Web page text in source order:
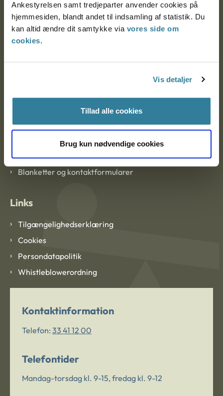
Ankestyrelsen samt tredjeparter anvender cookies på
hjemmesiden, blandt andet til indsamling af statistik. Du
kan altid ændre dit samtykke via vores side om
cookies.
Vis detaljer
Tillad alle cookies
Brug kun nødvendige cookies
Ankestyrelsen Aalborg
Ankestyrelsen København
CVR: 1007 4002
Om Ankestyrelsen
Om Ankestyrelsen
Blanketter og kontaktformularer
Links
Tilgængelighedserklæring
Cookies
Persondatapolitik
Whistleblowerordning
Kontaktinformation
Telefon: 33 41 12 00
Telefontider
Mandag-torsdag kl. 9-15, fredag kl. 9-12